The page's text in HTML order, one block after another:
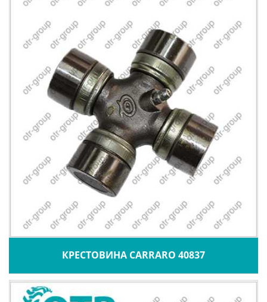
КРЕСТОВИНА CARRARO 40837